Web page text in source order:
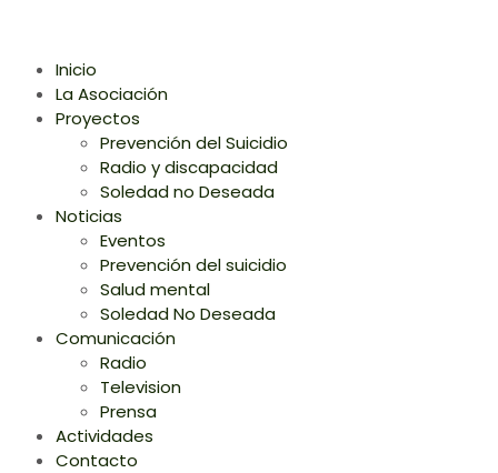
Inicio
La Asociación
Proyectos
Prevención del Suicidio
Radio y discapacidad
Soledad no Deseada
Noticias
Eventos
Prevención del suicidio
Salud mental
Soledad No Deseada
Comunicación
Radio
Television
Prensa
Actividades
Contacto